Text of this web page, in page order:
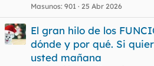
Masunos 901 25 Abr 2026
El gran hilo de los
dónde y por qué. Si
usted mañana